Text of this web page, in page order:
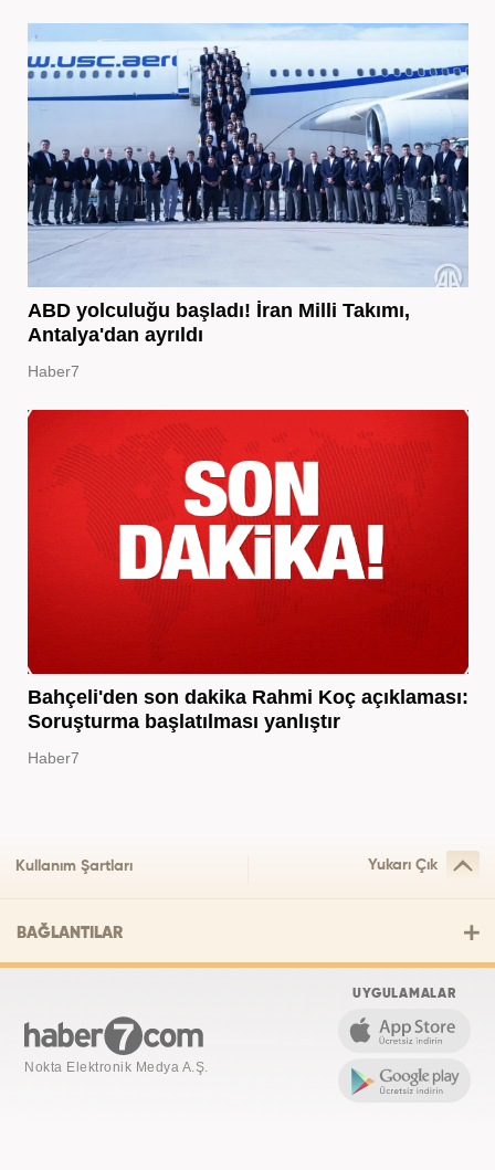
ABD yolculuğu başladı! İran Milli Takımı,
Antalya'dan ayrıldı
Haber7
Bahçeli'den son dakika Rahmi Koç açıklaması:
Soruşturma başlatılması yanlıştır
Haber7
Kullanım Şartları Yukarı Çık
BAĞLANTILAR
Nokta Elektronik Medya A.Ş.
UYGULAMALAR